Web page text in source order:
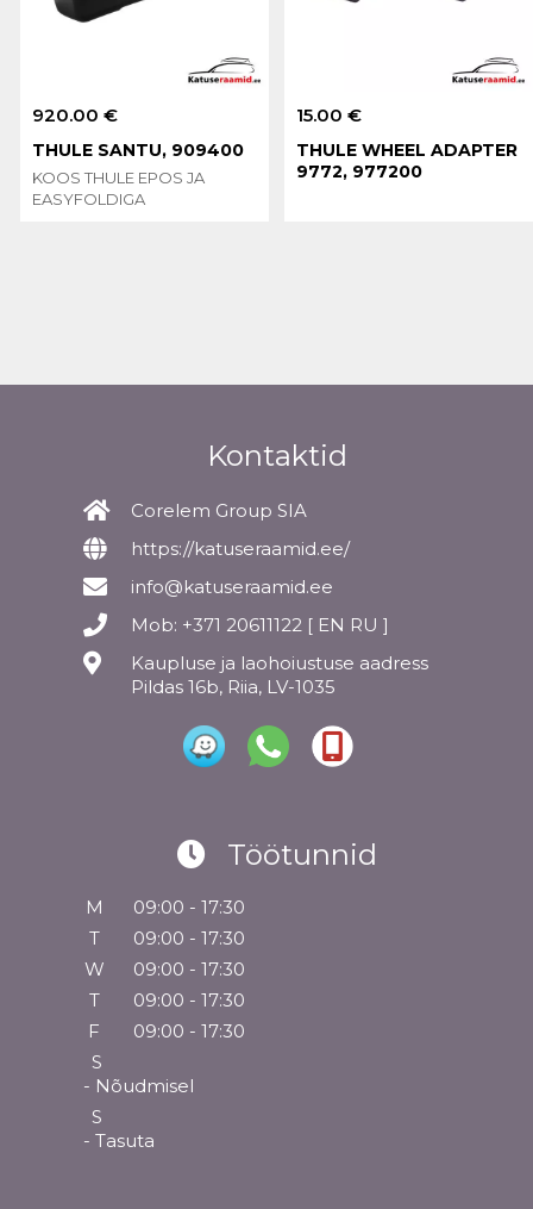
920.00 €
THULE SANTU, 909400
KOOS THULE EPOS JA
EASYFOLDIGA
15.00 €
THULE WHEEL ADAPTER
9772, 977200
Kontaktid
Corelem Group SIA
https://katuseraamid.ee/
info@katuseraamid.ee
Mob: +371 20611122 [ EN RU ]
Kaupluse ja laohoiustuse aadress
Pildas 16b, Riia, LV-1035
Töötunnid
M
09:00 - 17:30
T
09:00 - 17:30
W
09:00 - 17:30
T
09:00 - 17:30
F
09:00 - 17:30
S
- Nõudmisel
S
- Tasuta